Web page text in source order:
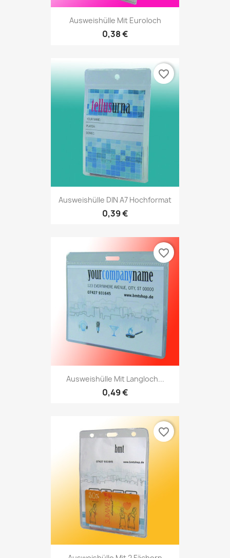
Ausweishülle Mit Euroloch
0,38 €
Ausweishülle DIN A7 Hochformat
0,39 €
favorite_border
Ausweishülle Mit Langloch...
0,49 €
favorite_border
favorite_border